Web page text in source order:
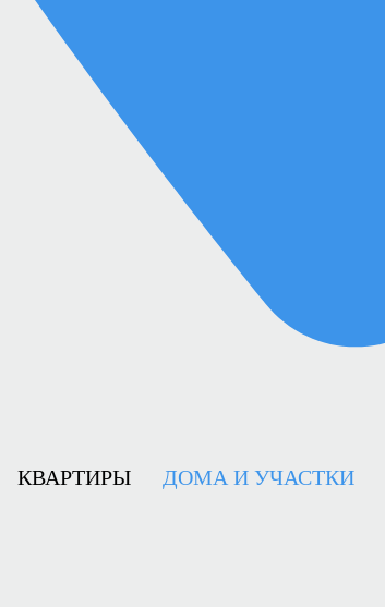
КВАРТИРЫ ДОМА И УЧАСТКИ